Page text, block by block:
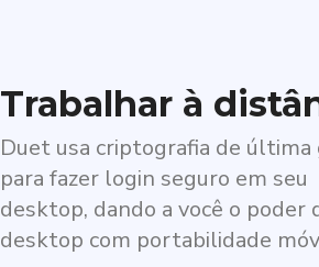
Trabalhar à
Duet usa criptografia de última
para fazer login seguro em seu
desktop, dando a você o poder
desktop com portabilidade